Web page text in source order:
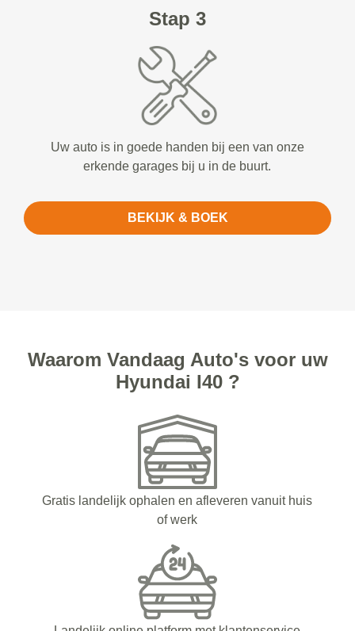
Stap 3
Uw auto is in goede handen bij een van onze
erkende garages bij u in de buurt.
BEKIJK & BOEK
Waarom Vandaag Auto's voor uw
Hyundai I40 ?
Gratis landelijk ophalen en afleveren vanuit huis
of werk